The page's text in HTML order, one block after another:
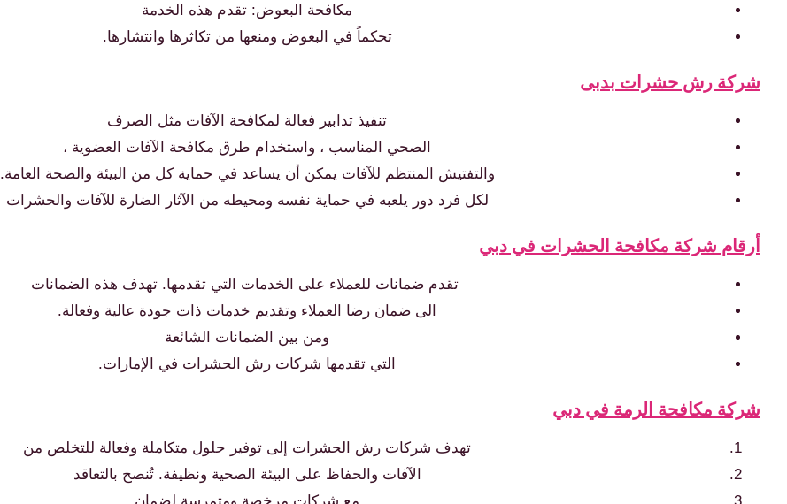
مكافحة البعوض: تقدم هذه الخدمة
تحكماً في البعوض ومنعها من تكاثرها وانتشارها.
شركة رش حشرات بدبى
تنفيذ تدابير فعالة لمكافحة الآفات مثل الصرف
الصحي المناسب ، واستخدام طرق مكافحة الآفات العضوية ،
والتفتيش المنتظم للآفات يمكن أن يساعد في حماية كل من البيئة والصحة العامة.
لكل فرد دور يلعبه في حماية نفسه ومحيطه من الآثار الضارة للآفات والحشرات
أرقام شركة مكافحة الحشرات في دبي
تقدم ضمانات للعملاء على الخدمات التي تقدمها. تهدف هذه الضمانات
الى ضمان رضا العملاء وتقديم خدمات ذات جودة عالية وفعالة.
ومن بين الضمانات الشائعة
التي تقدمها شركات رش الحشرات في الإمارات.
شركة مكافحة الرمة في دبي
تهدف شركات رش الحشرات إلى توفير حلول متكاملة وفعالة للتخلص من
الآفات والحفاظ على البيئة الصحية ونظيفة. تُنصح بالتعاقد
مع شركات مرخصة ومتمرسة لضمان